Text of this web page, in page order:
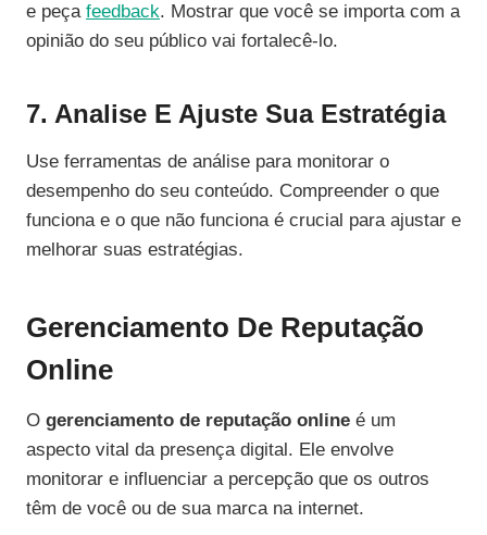
e peça feedback. Mostrar que você se importa com a
opinião do seu público vai fortalecê-lo.
7. Analise E Ajuste Sua Estratégia
Use ferramentas de análise para monitorar o
desempenho do seu conteúdo. Compreender o que
funciona e o que não funciona é crucial para ajustar e
melhorar suas estratégias.
Gerenciamento De Reputação
Online
O gerenciamento de reputação online é um
aspecto vital da presença digital. Ele envolve
monitorar e influenciar a percepção que os outros
têm de você ou de sua marca na internet.